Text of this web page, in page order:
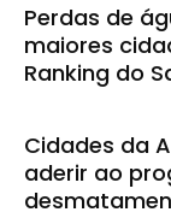
Perdas de
maiores
Ranking do
Cidades da
aderir ao